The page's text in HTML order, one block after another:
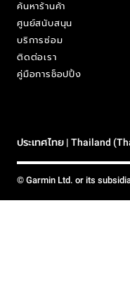
ค้นหาร้านค้า
ศูนย์สนับสนุน
บริการซ่อม
ติดต่อเรา
คู่มือการช็อปปิ้ง
ประเทศไทย | Thailand
© Garmin Ltd. or its